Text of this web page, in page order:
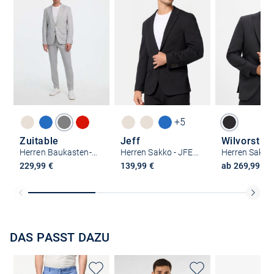
Zuitable
Herren Baukasten-Sakko - DiNick
229,99 €
+5
Jeff
139,99 €
Wilvorst
Herren Sakko
ab 269,99 €
DAS PASST DAZU